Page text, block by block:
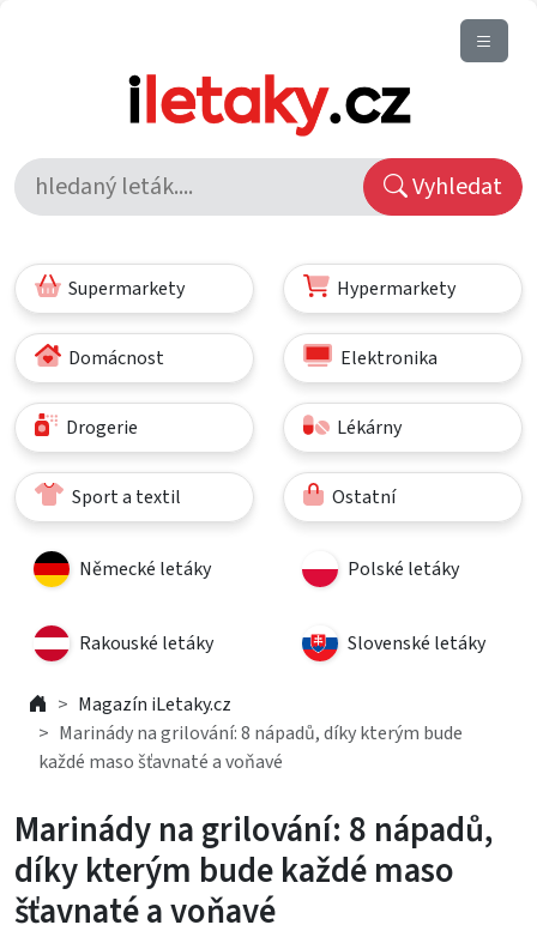
Vyhledat
Supermarkety Hypermarkety
Domácnost Elektronika
Drogerie Lékárny
Sport a textil Ostatní
Německé letáky Polské letáky
Rakouské letáky Slovenské letáky
Magazín iLetaky.cz
Marinády na grilování: 8 nápadů, díky kterým bude
každé maso šťavnaté a voňavé
Marinády na grilování: 8 nápadů,
díky kterým bude každé maso
šťavnaté a voňavé